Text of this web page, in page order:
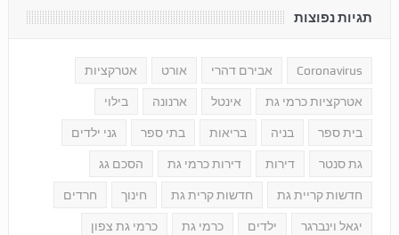
תגיות נפוצות
Coronavirus אבירם דהרי אורט אטרקציות
אטרקציות כרמי גת אינטל ארנונה בילוי
בית ספר בניה בריאות בתי ספר גני ילדים
גת סנטר דירות דירות כרמי גת הסכם גג
חדשות קריית גת חדשות קרית גת חינוך חרדים
יגאל וינברגר ילדים כרמי גת כרמי גת צפון